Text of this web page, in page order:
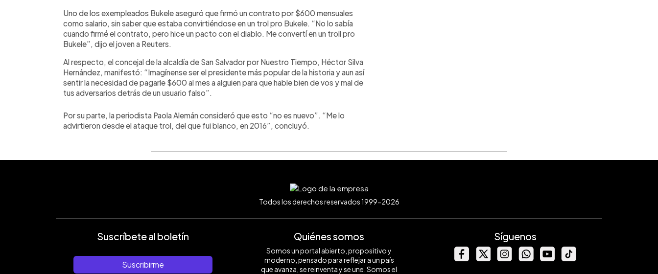
Uno de los exempleados Bukele aseguró que firmó un contrato por $600 mensuales
como salario, sin saber que estaba convirtiéndose en un trol pro Bukele. “No lo sabía
cuando firmé el contrato, pero hice un pacto con el diablo. Me convertí en un troll pro
Bukele”, dijo el joven a Reuters.
Al respecto, el concejal de la alcaldía de San Salvador por Nuestro Tiempo, Héctor Silva
Hernández, manifestó: “Imagínense ser el presidente más popular de la historia y aun así
sentir la necesidad de pagarle $600 al mes a alguien para que hable bien de vos y mal de
tus adversarios detrás de un usuario falso”.
Por su parte, la periodista Paola Alemán consideró que esto “no es nuevo”. “Me lo
advirtieron desde el ataque trol, del que fui blanco, en 2016”, concluyó.
Todos los derechos reservados 1999-2026
Suscríbete al boletín
Suscribirme
Quiénes somos
Somos un portal abierto, propositivo y
moderno, pensado para reflejar a un país
que avanza, se reinventa y se une. Somos el
Síguenos